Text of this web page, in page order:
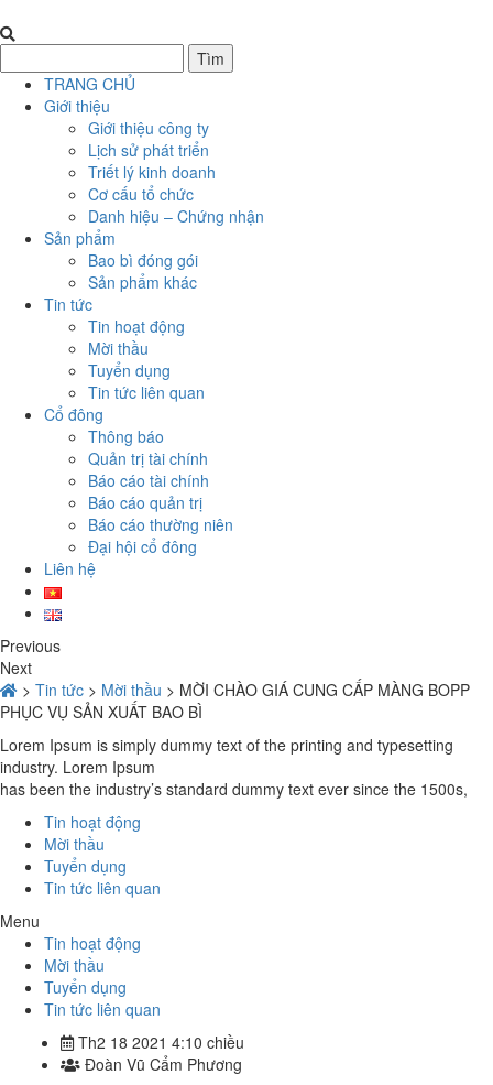
TRANG CHỦ
Giới thiệu
Giới thiệu công ty
Lịch sử phát triển
Triết lý kinh doanh
Cơ cấu tổ chức
Danh hiệu – Chứng nhận
Sản phẩm
Bao bì đóng gói
Sản phẩm khác
Tin tức
Tin hoạt động
Mời thầu
Tuyển dụng
Tin tức liên quan
Cổ đông
Thông báo
Quản trị tài chính
Báo cáo tài chính
Báo cáo quản trị
Báo cáo thường niên
Đại hội cổ đông
Liên hệ
Previous
Next
> Tin tức > Mời thầu > MỜI CHÀO GIÁ CUNG CẤP MÀNG BOPP
PHỤC VỤ SẢN XUẤT BAO BÌ
Lorem Ipsum is simply dummy text of the printing and typesetting
industry. Lorem Ipsum
has been the industry’s standard dummy text ever since the 1500s,
Tin hoạt động
Mời thầu
Tuyển dụng
Tin tức liên quan
Menu
Tin hoạt động
Mời thầu
Tuyển dụng
Tin tức liên quan
Th2 18 2021 4:10 chiều
Đoàn Vũ Cẩm Phương